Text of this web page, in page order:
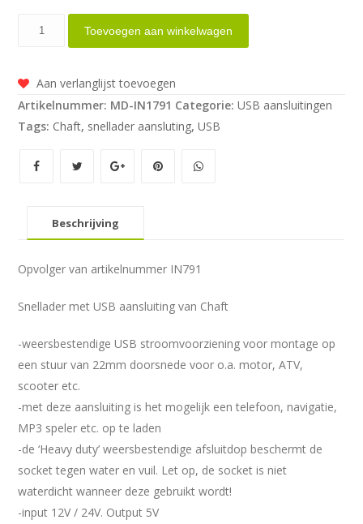
Chaft
USB
aansluiting
aantal
Toevoegen aan winkelwagen
Aan verlanglijst toevoegen
Artikelnummer: MD-IN1791 Categorie:USB aansluitingen
Tags: Chaft, snellader aansluting,USB
Beschrijving
Opvolger van artikelnummer IN791
Snellader met USB aansluiting van Chaft
-weersbestendige USB stroomvoorziening voor montage op
een stuur van 22mm doorsnede voor o.a. motor, ATV,
scooter etc.
-met deze aansluiting is het mogelijk een telefoon, navigatie,
MP3 speler etc. op te laden
-de ‘Heavy duty’ weersbestendige afsluitdop beschermt de
socket tegen water en vuil. Let op, de socket is niet
waterdicht wanneer deze gebruikt wordt!
-input 12V / 24V. Output 5V